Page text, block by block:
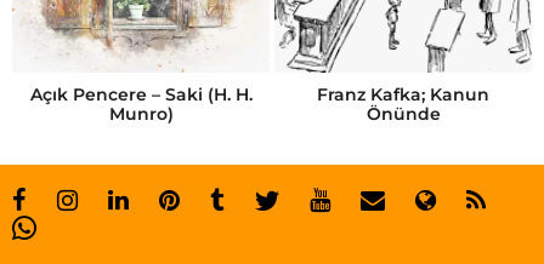
Açık Pencere – Saki (H. H.
Munro)
Franz Kafka; Kanun
Önünde